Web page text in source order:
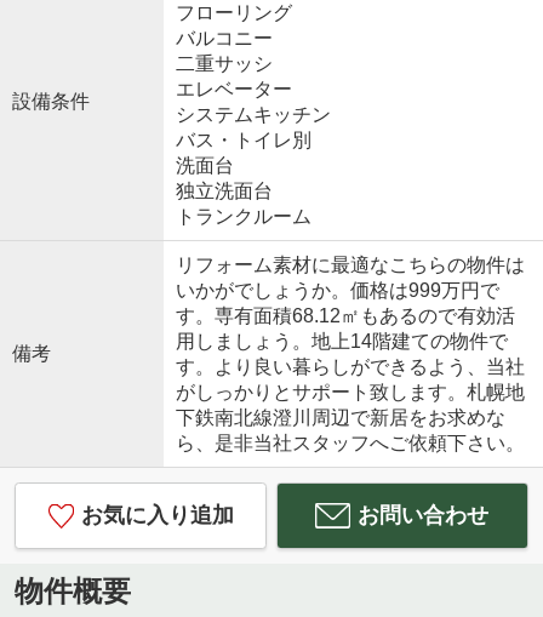
設備条件
フローリング
バルコニー
二重サッシ
エレベーター
システムキッチン
バス・トイレ別
洗面台
独立洗面台
トランクルーム
備考
リフォーム素材に最適なこちらの物件は
いかがでしょうか。価格は999万円で
す。専有面積68.12㎡もあるので有効活
用しましょう。地上14階建ての物件で
す。より良い暮らしができるよう、当社
がしっかりとサポート致します。札幌地
下鉄南北線澄川周辺で新居をお求めな
ら、是非当社スタッフへご依頼下さい。
お気に入り追加 お問い合わせ
物件概要